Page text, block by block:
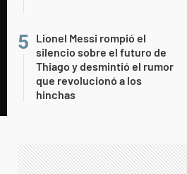
Lionel Messi rompió el
silencio sobre el futuro de
Thiago y desmintió el rumor
que revolucionó a los
hinchas